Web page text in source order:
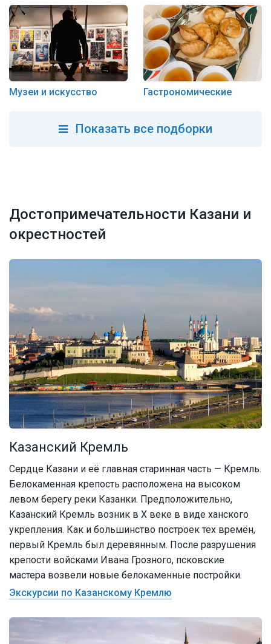
Музеи и искусство Гастрономические
Показать все подборки
Достопримечательности Казани и
окрестностей
Казанский Кремль
Сердце Казани и её главная старинная часть — Кремль.
Белокаменная крепость расположена на высоком
левом берегу реки Казанки. Предположительно,
Казанский Кремль возник в X веке в виде ханского
укрепления. Как и большинство построек тех времён,
первый Кремль был деревянным. После разрушения
крепости войсками Ивана Грозного, псковские
мастера возвели новые белокаменные постройки.
Экскурсии по Казанскому Кремлю